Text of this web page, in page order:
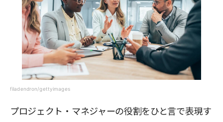
filadendron/gettyimages
プロジェクト・マネジャーの役割をひと言で表現す